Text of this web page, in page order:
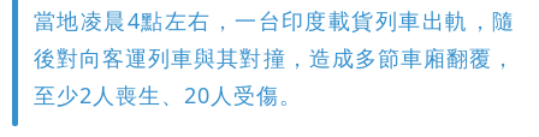
當地凌晨4點左右，一台印度載貨列車出軌，隨
後對向客運列車與其對撞，造成多節車廂翻覆，
至少2人喪生、20人受傷。